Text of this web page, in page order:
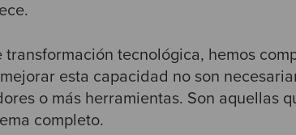
tecnológica, hemos
esta capacidad no son
o más herramientas. Son aquellas
completo.